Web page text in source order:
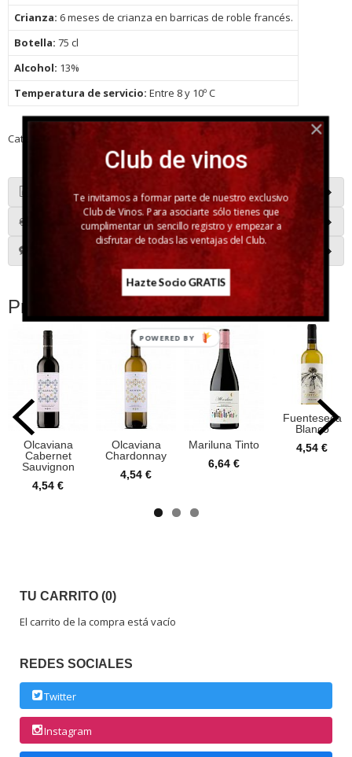
TU CARRITO (0)
El carrito de la compra está vacío
REDES SOCIALES
Twitter
Instagram
Crianza: 6 meses de crianza en barricas de roble francés.
Botella: 75 cl
Alcohol: 13%
Temperatura de servicio: Entre 8 y 10º C
Categoría: Vino Rosado Comentarios
Descripción
Costes de Envío
Productos Relacionados
Olcaviana
Cabernet
Sauvignon
4,54 €
Olcaviana
Chardonnay
4,54 €
Mariluna Tinto
6,64 €
Fuenteseca
Blanco
4,54 €
Club de vinos
Te invitamos a formar parte de nuestro exclusivo
Club de Vinos. Para asociarte sólo tienes que
cumplimentar un sencillo registro y empezar a
disfrutar de todas las ventajas del Club.
Hazte Socio GRATIS
POWERED BY